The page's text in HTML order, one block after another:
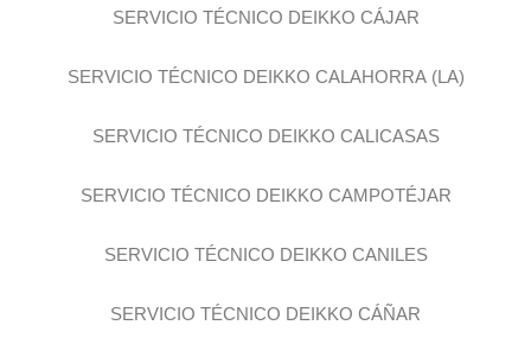
SERVICIO TÉCNICO DEIKKO CÁJAR
SERVICIO TÉCNICO DEIKKO CALAHORRA (LA)
SERVICIO TÉCNICO DEIKKO CALICASAS
SERVICIO TÉCNICO DEIKKO CAMPOTÉJAR
SERVICIO TÉCNICO DEIKKO CANILES
SERVICIO TÉCNICO DEIKKO CÁÑAR